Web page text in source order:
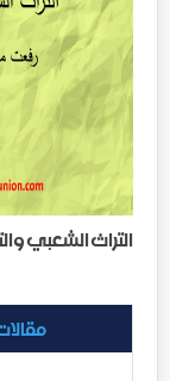
التراث الشعبي